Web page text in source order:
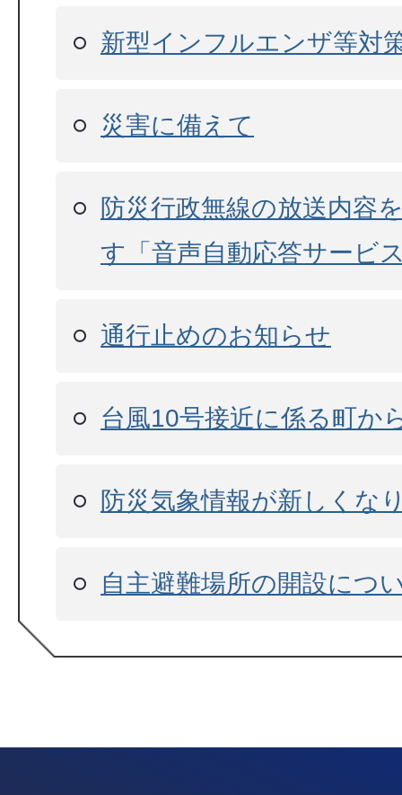
新型インフルエンザ等対
災害に備えて
防災行政無線の放送内容
す「音声自動応答サービ
通行止めのお知らせ
台風10号接近に係る町か
防災気象情報が新しくな
自主避難場所の開設につ